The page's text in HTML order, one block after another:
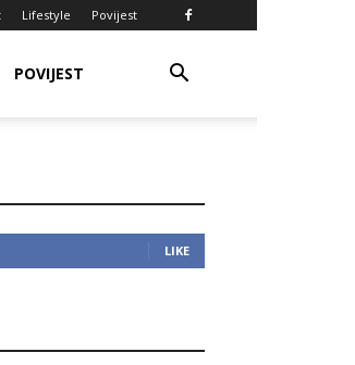
Lifestyle Povijest
POVIJEST
LIKE